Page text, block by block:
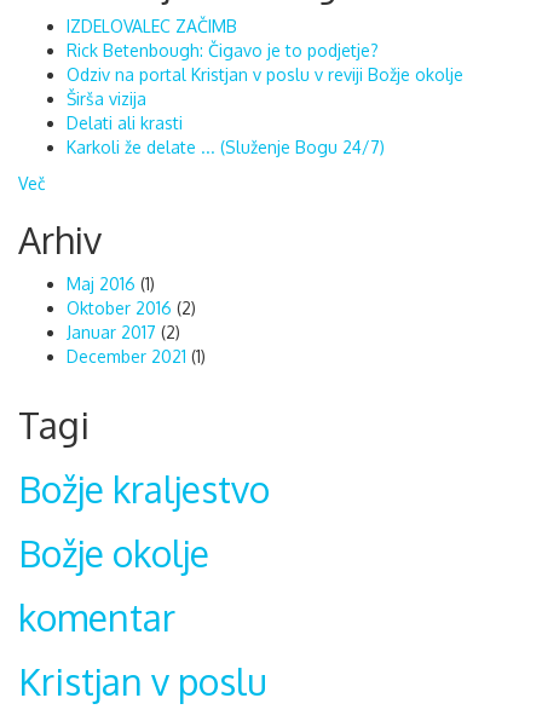
IZDELOVALEC ZAČIMB
Rick Betenbough: Čigavo je to podjetje?
Odziv na portal Kristjan v poslu v reviji Božje okolje
Širša vizija
Delati ali krasti
Karkoli že delate ... (Služenje Bogu 24/7)
Več
Arhiv
Maj 2016 (1)
Oktober 2016 (2)
Januar 2017 (2)
December 2021 (1)
Tagi
Božje kraljestvo
Božje okolje
komentar
Kristjan v poslu